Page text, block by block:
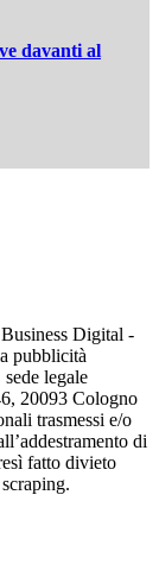
davanti al
Digital -
pubblicità
legale
20093 Cologno
trasmessi e/o
di
fatto divieto